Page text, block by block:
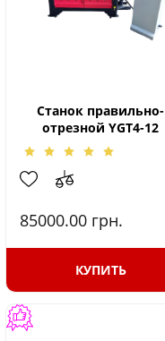
Станок правильно-
отрезной YGT4-12
85000.00 грн.
КУПИТЬ